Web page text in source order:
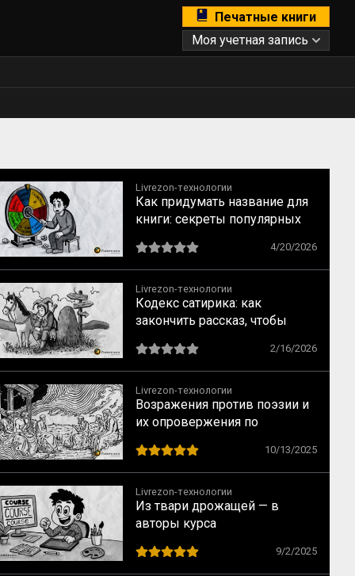
Печатные книги
Моя учетная запись
Livrezon-технологии
Как придумать название для
книги: секреты популярных
4/20/2026
Livrezon-технологии
Кодекс сатирика: как
закончить рассказ, чтобы
2/16/2026
Livrezon-технологии
Возражения против поэзии и
их опровержения по
10/13/2025
Livrezon-технологии
Из твари дрожащей — в
авторы курса
9/2/2025